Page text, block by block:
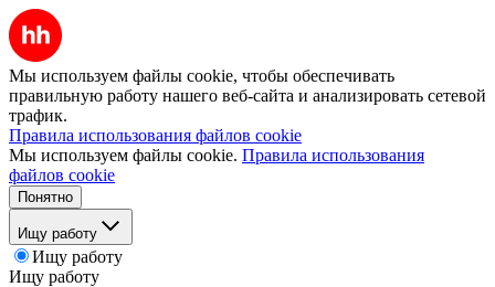
Мы используем файлы cookie, чтобы обеспечивать
правильную работу нашего веб-сайта и анализировать сетевой
трафик.
Правила использования файлов cookie
Мы используем файлы cookie. Правила использования
файлов cookie
Понятно
Ищу работу
Ищу работу
Ищу работу